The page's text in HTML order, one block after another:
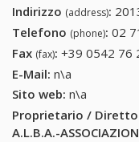
Indirizzo (address):
Telefono (phone): 02
Fax (fax): +39 0542 76
E-Mail: n\a
Sito web: n\a
Proprietario /
A.L.B.A.-